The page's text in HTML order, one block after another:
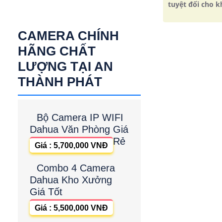
tuyệt đối cho
CAMERA CHÍNH
HÃNG CHẤT
LƯỢNG TẠI AN
THÀNH PHÁT
Bộ Camera IP WIFI
Dahua Văn Phòng Giá
Rẻ
Giá : 5,700,000 VNĐ
Combo 4 Camera
Dahua Kho Xưởng
Giá Tốt
Giá : 5,500,000 VNĐ